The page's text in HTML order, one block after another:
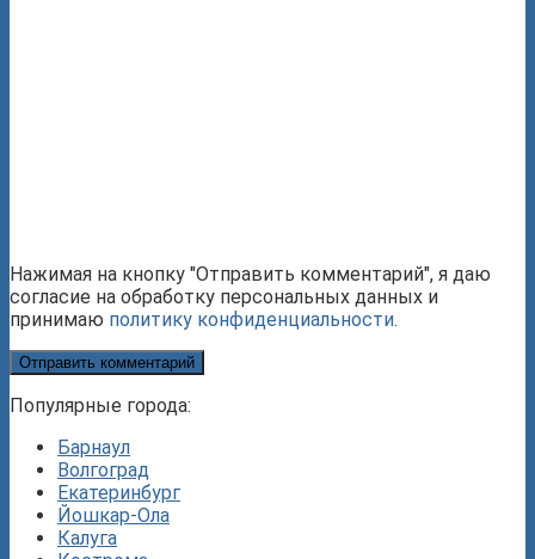
Нажимая на кнопку "Отправить комментарий", я даю
согласие на обработку персональных данных и
принимаю политику конфиденциальности.
Популярные города:
Барнаул
Волгоград
Екатеринбург
Йошкар-Ола
Калуга